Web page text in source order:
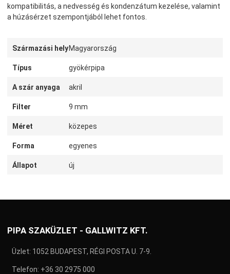
kompatibilitás, a nedvesség és kondenzátum kezelése, valamint
a húzásérzet szempontjából lehet fontos.
Származási helyMagyarország
Típus gyökérpipa
A szár anyaga akril
Filter 9 mm
Méret közepes
Forma egyenes
Állapot új
PIPA SZAKÜZLET - GALLWITZ KFT.
Üzlet: 1052 BUDAPEST, RÉGI POSTA U. 7-9.
Telefon: +36 30 2975 000